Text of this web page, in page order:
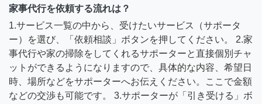
家事代行を依頼する流れは？
1.サービス一覧の中から、受けたいサービス（サポータ
ー）を選び、「依頼相談」ボタンを押してください。 2.家
事代行や家の掃除をしてくれるサポーターと直接個別チャ
ットができるようになりますので、具体的な内容、希望日
時、場所などをサポーターへお伝えください。ここで金額
などの交渉も可能です。 3.サポーターが「引き受ける」ボ